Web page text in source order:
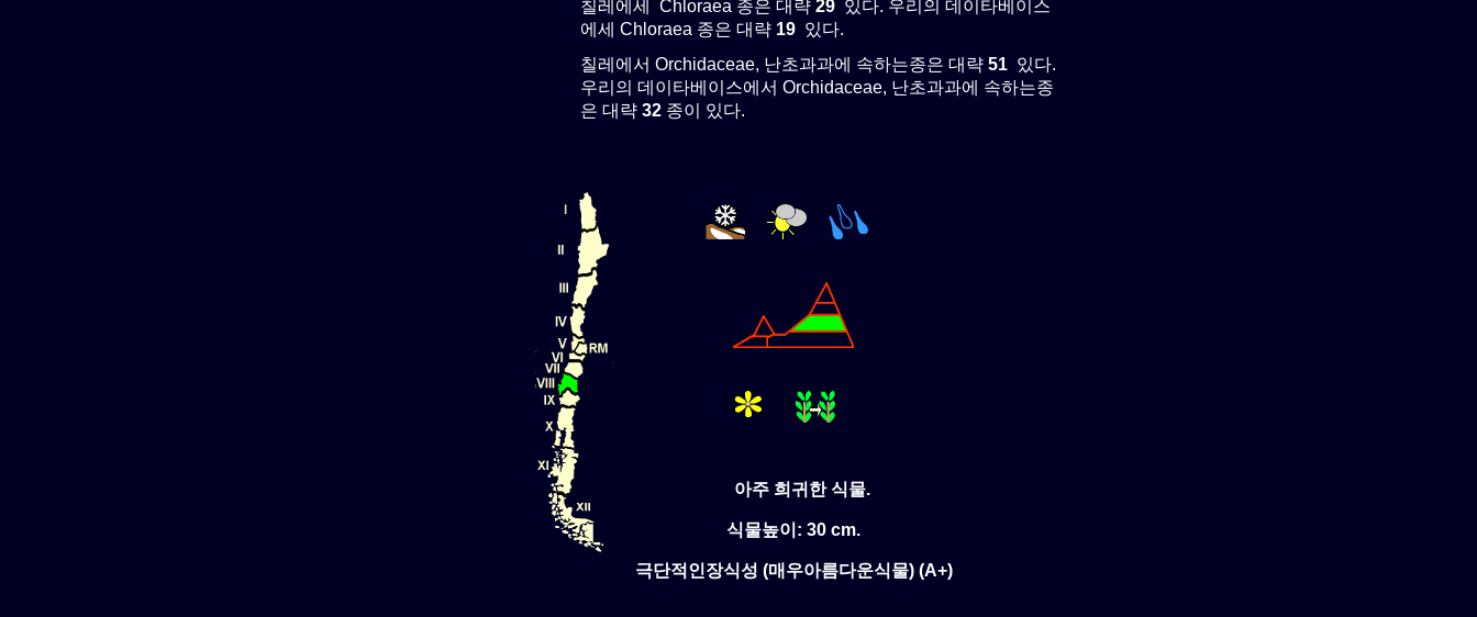
칠레에세 Chloraea 종은 대략 29 있다. 우리의 데이타베이스
에세 Chloraea 종은 대략 19 있다.
칠레에서 Orchidaceae, 난초과과에 속하는종은 대략 51 있다.
우리의 데이타베이스에서 Orchidaceae, 난초과과에 속하는종
은 대략 32 종이 있다.
아주 희귀한 식물.
식물높이: 30 cm.
극단적인장식성 (매우아름다운식물) (A+)